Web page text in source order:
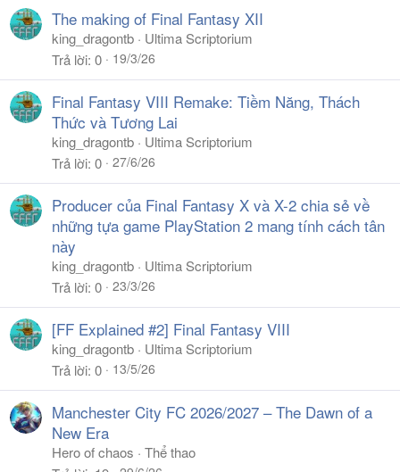
The making of Final Fantasy XII
king_dragontb
Ultima Scriptorium
Trả lời 0 19/3/26
Final Fantasy VIII Remake: Tiềm Năng, Thách
Thức và Tương Lai
king_dragontb
Ultima Scriptorium
Trả lời 0 27/6/26
Producer của Final Fantasy X và X-2 chia sẻ về
những tựa game PlayStation 2 mang tính cách tân
này
king_dragontb
Ultima Scriptorium
Trả lời 0 23/3/26
[FF Explained #2] Final Fantasy VIII
king_dragontb
Ultima Scriptorium
Trả lời 0 13/5/26
Manchester City FC 2026/2027 – The Dawn of a
New Era
Hero of chaos
Thể thao